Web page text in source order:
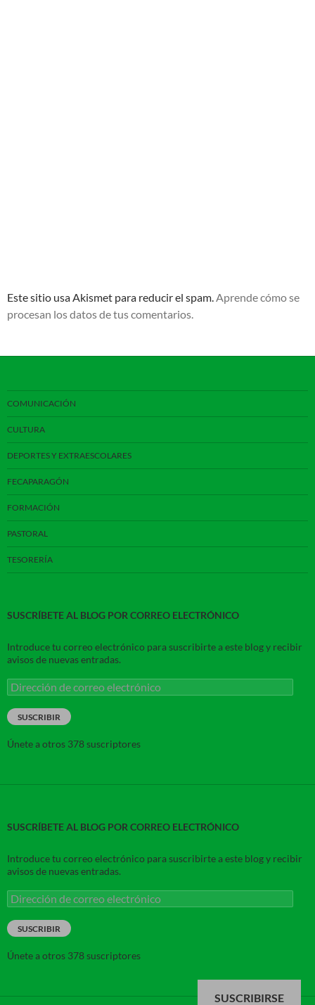
Este sitio usa Akismet para reducir el spam.Aprende cómo se
procesan los datos de tus comentarios.
COMUNICACIÓN
CULTURA
DEPORTES Y EXTRAESCOLARES
FECAPARAGÓN
FORMACIÓN
PASTORAL
TESORERÍA
SUSCRÍBETE AL BLOG POR CORREO ELECTRÓNICO
Introduce tu correo electrónico para suscribirte a este blog y recibir
avisos de nuevas entradas.
Dirección
de
correo
electrónico
SUSCRIBIR
Únete a otros 378 suscriptores
SUSCRÍBETE AL BLOG POR CORREO ELECTRÓNICO
Introduce tu correo electrónico para suscribirte a este blog y recibir
avisos de nuevas entradas.
Dirección
de
correo
electrónico
SUSCRIBIR
Únete a otros 378 suscriptores
SUSCRIBIRSE